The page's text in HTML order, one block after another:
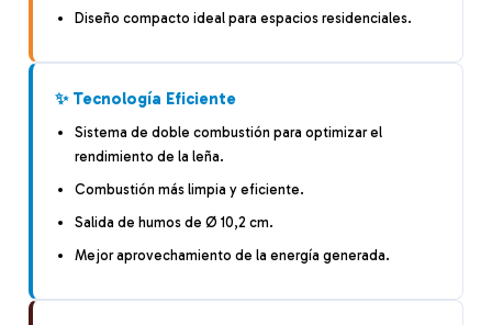
Diseño compacto ideal para espacios residenciales.
✨ Tecnología Eficiente
Sistema de doble combustión para optimizar el
rendimiento de la leña.
Combustión más limpia y eficiente.
Salida de humos de Ø 10,2 cm.
Mejor aprovechamiento de la energía generada.